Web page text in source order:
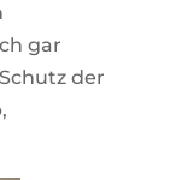
gar
der